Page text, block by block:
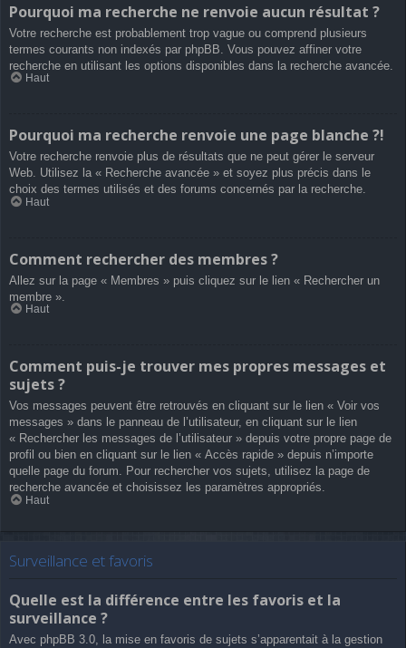
Pourquoi ma recherche ne renvoie aucun résultat ?
Votre recherche est probablement trop vague ou comprend plusieurs
termes courants non indexés par phpBB. Vous pouvez affiner votre
recherche en utilisant les options disponibles dans la recherche avancée.
Haut
Pourquoi ma recherche renvoie une page blanche ?!
Votre recherche renvoie plus de résultats que ne peut gérer le serveur
Web. Utilisez la « Recherche avancée » et soyez plus précis dans le
choix des termes utilisés et des forums concernés par la recherche.
Haut
Comment rechercher des membres ?
Allez sur la page « Membres » puis cliquez sur le lien « Rechercher un
membre ».
Haut
Comment puis-je trouver mes propres messages et
sujets ?
Vos messages peuvent être retrouvés en cliquant sur le lien « Voir vos
messages » dans le panneau de l’utilisateur, en cliquant sur le lien
« Rechercher les messages de l’utilisateur » depuis votre propre page de
profil ou bien en cliquant sur le lien « Accès rapide » depuis n’importe
quelle page du forum. Pour rechercher vos sujets, utilisez la page de
recherche avancée et choisissez les paramètres appropriés.
Haut
Surveillance et favoris
Quelle est la différence entre les favoris et la
surveillance ?
Avec phpBB 3.0, la mise en favoris de sujets s’apparentait à la gestion